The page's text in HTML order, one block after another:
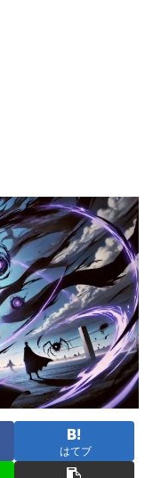
はてブ